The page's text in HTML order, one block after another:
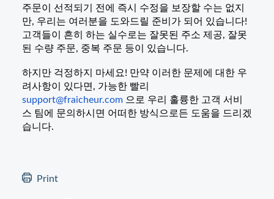
주문이 선적되기 전에 즉시 수정을 보장할 수는 없지
만, 우리는 여러분을 도와드릴 준비가 되어 있습니다!
고객들이 흔히 하는 실수로는 잘못된 주소 제공, 잘못
된 수량 주문, 중복 주문 등이 있습니다.
하지만 걱정하지 마세요! 만약 이러한 문제에 대한 우
려사항이 있다면, 가능한 빨리
support@fraicheur.com 으로 우리 훌륭한 고객 서비
스 팀에 문의하시면 어떠한 방식으로든 도움을 드리겠
습니다.
Print